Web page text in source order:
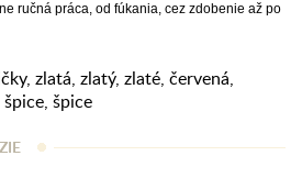
ručná práca, od fúkania, cez zdobenie až po
, zlatá, zlatý, zlaté, červená,
špice, špice